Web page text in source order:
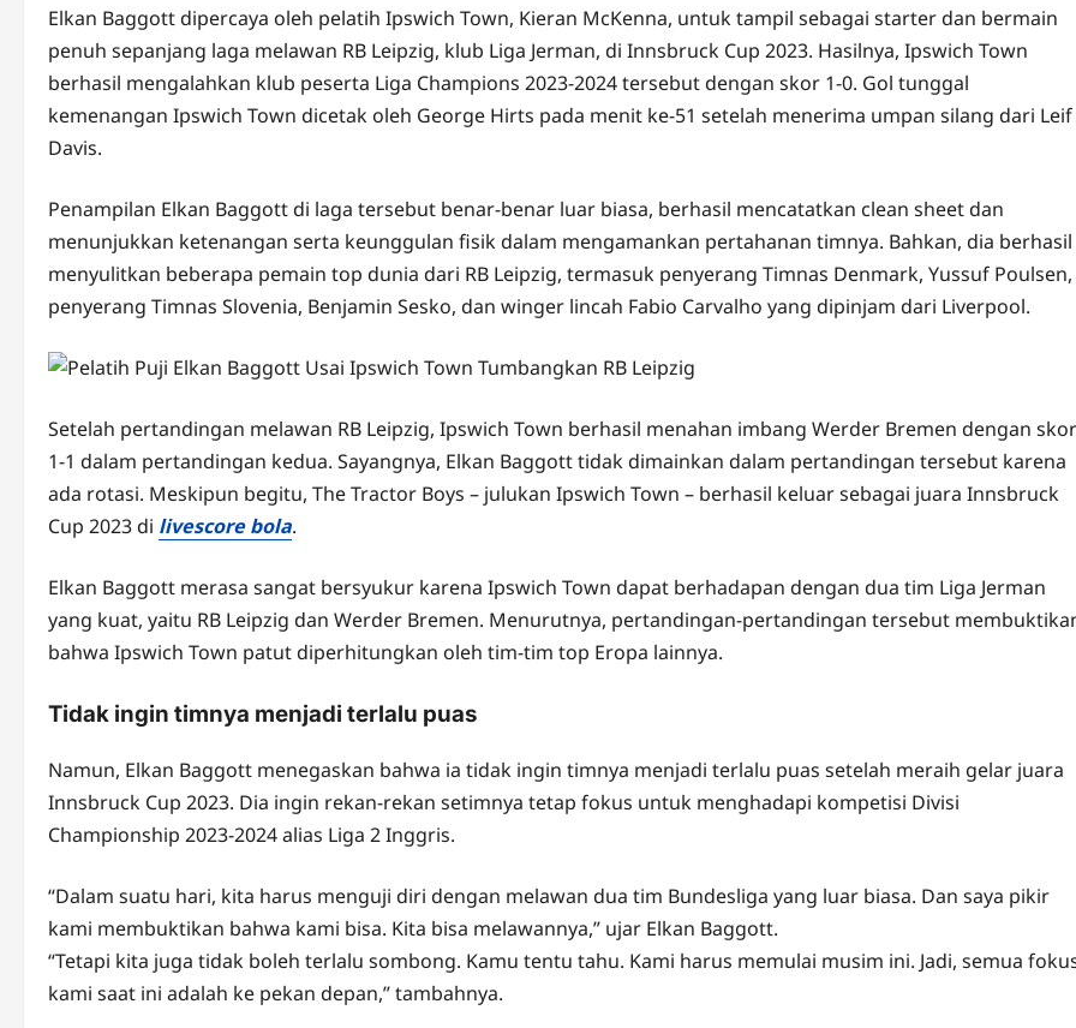
Elkan Baggott dipercaya oleh pelatih Ipswich Town, Kieran McKenna, untuk tampil sebagai starter dan bermain
penuh sepanjang laga melawan RB Leipzig, klub Liga Jerman, di Innsbruck Cup 2023. Hasilnya, Ipswich Town
berhasil mengalahkan klub peserta Liga Champions 2023-2024 tersebut dengan skor 1-0. Gol tunggal
kemenangan Ipswich Town dicetak oleh George Hirts pada menit ke-51 setelah menerima umpan silang dari Leif
Davis.
Penampilan Elkan Baggott di laga tersebut benar-benar luar biasa, berhasil mencatatkan clean sheet dan
menunjukkan ketenangan serta keunggulan fisik dalam mengamankan pertahanan timnya. Bahkan, dia berhasil
menyulitkan beberapa pemain top dunia dari RB Leipzig, termasuk penyerang Timnas Denmark, Yussuf Poulsen,
penyerang Timnas Slovenia, Benjamin Sesko, dan winger lincah Fabio Carvalho yang dipinjam dari Liverpool.
Setelah pertandingan melawan RB Leipzig, Ipswich Town berhasil menahan imbang Werder Bremen dengan skor
1-1 dalam pertandingan kedua. Sayangnya, Elkan Baggott tidak dimainkan dalam pertandingan tersebut karena
ada rotasi. Meskipun begitu, The Tractor Boys – julukan Ipswich Town – berhasil keluar sebagai juara Innsbruck
Cup 2023 di livescore bola.
Elkan Baggott merasa sangat bersyukur karena Ipswich Town dapat berhadapan dengan dua tim Liga Jerman
yang kuat, yaitu RB Leipzig dan Werder Bremen. Menurutnya, pertandingan-pertandingan tersebut
bahwa Ipswich Town patut diperhitungkan oleh tim-tim top Eropa lainnya.
Tidak ingin timnya menjadi terlalu puas
Namun, Elkan Baggott menegaskan bahwa ia tidak ingin timnya menjadi terlalu puas setelah meraih gelar juara
Innsbruck Cup 2023. Dia ingin rekan-rekan setimnya tetap fokus untuk menghadapi kompetisi Divisi
Championship 2023-2024 alias Liga 2 Inggris.
“Dalam suatu hari, kita harus menguji diri dengan melawan dua tim Bundesliga yang luar biasa. Dan saya pikir
kami membuktikan bahwa kami bisa. Kita bisa melawannya,” ujar Elkan Baggott.
“Tetapi kita juga tidak boleh terlalu sombong. Kamu tentu tahu. Kami harus memulai musim ini. Jadi, semua
kami saat ini adalah ke pekan depan,” tambahnya.